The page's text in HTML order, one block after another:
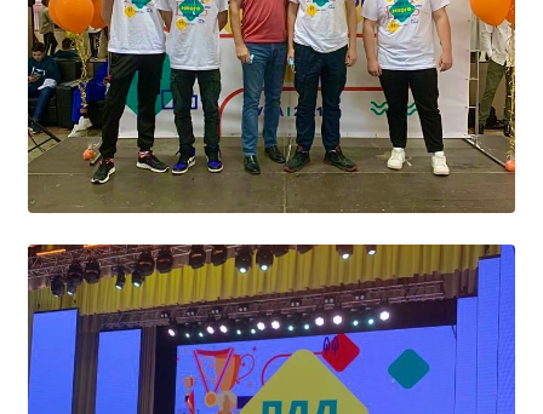
Информационная безопасность
Информация для детей-сирот
Памятные даты военной истории
Пожарная безопасность
Программа воспитания
Противодействие терроризму
Работа педагога-психолога
Студенческий совет
Студенческий спортивный клуб
МЕТОДИЧЕСКАЯ РАБОТА